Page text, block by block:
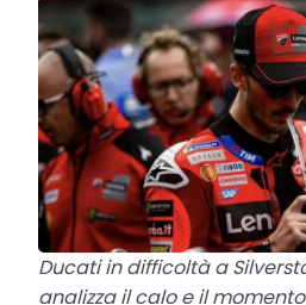
Ducati in difficoltà a
analizza il calo e il